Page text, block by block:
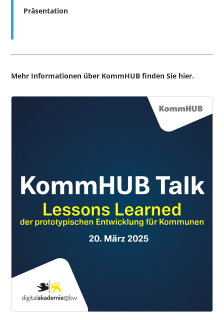
Präsentation
Mehr Informationen über KommHUB finden Sie hier.